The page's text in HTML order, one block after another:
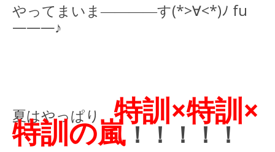
やってまいま――――す(*>∀<*)ﾉ fu
———♪
夏はやっぱり、特訓×特訓×
特訓の嵐！！！！！